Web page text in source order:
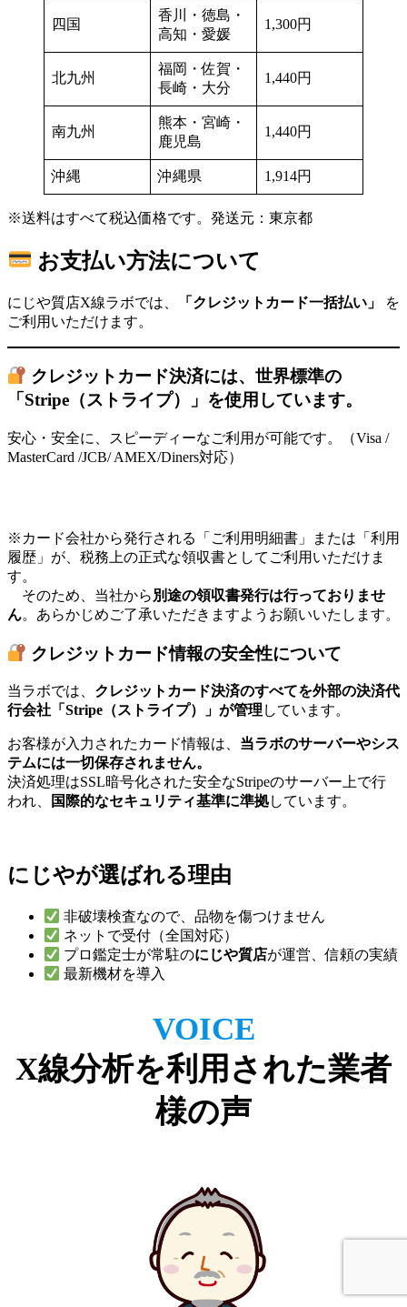
四国
香川・徳島・
高知・愛媛
1,300円
北九州
福岡・佐賀・
長崎・大分
1,440円
南九州
熊本・宮崎・
鹿児島
1,440円
沖縄 沖縄県 1,914円
※送料はすべて税込価格です。発送元：東京都
お支払い方法について
にじや質店X線ラボでは、 「クレジットカード一括払い」
を
ご利用いただけます。
クレジットカード決済には、世界標準の
「Stripe（ストライプ）」を使用しています。
安心・安全に、スピーディーなご利用が可能です。（Visa /
MasterCard /JCB/ AMEX/Diners対応）
※カード会社から発行される「ご利用明細書」または「利用
履歴」が、税務上の正式な領収書としてご利用いただけま
す。
そのため、当社から 別途の領収書発行は行っておりませ
ん。あらかじめご了承いただきますようお願いいたします。
クレジットカード情報の安全性について
当ラボでは、 クレジットカード決済のすべてを外部の決済代
行会社「Stripe（ストライプ）」が管理 しています。
お客様が入力されたカード情報は、 当ラボのサーバーやシス
テムには一切保存されません。
決済処理はSSL暗号化された安全なStripeのサーバー上で行
われ、
国際的なセキュリティ基準に準拠しています。
にじやが選ばれる理由
非破壊検査なので、品物を傷つけません
ネットで受付（全国対応）
プロ鑑定士が常駐のにじや質店が運営、信頼の実績
最新機材を導入
VOICE
X線分析を利用された業者
様の声